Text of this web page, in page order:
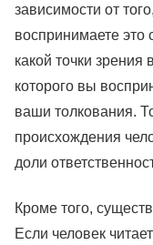
зависимости от
воспринимаете это
какой точки
которого вы
ваши толкования.
происхождения
доли
Кроме того,
Если человек